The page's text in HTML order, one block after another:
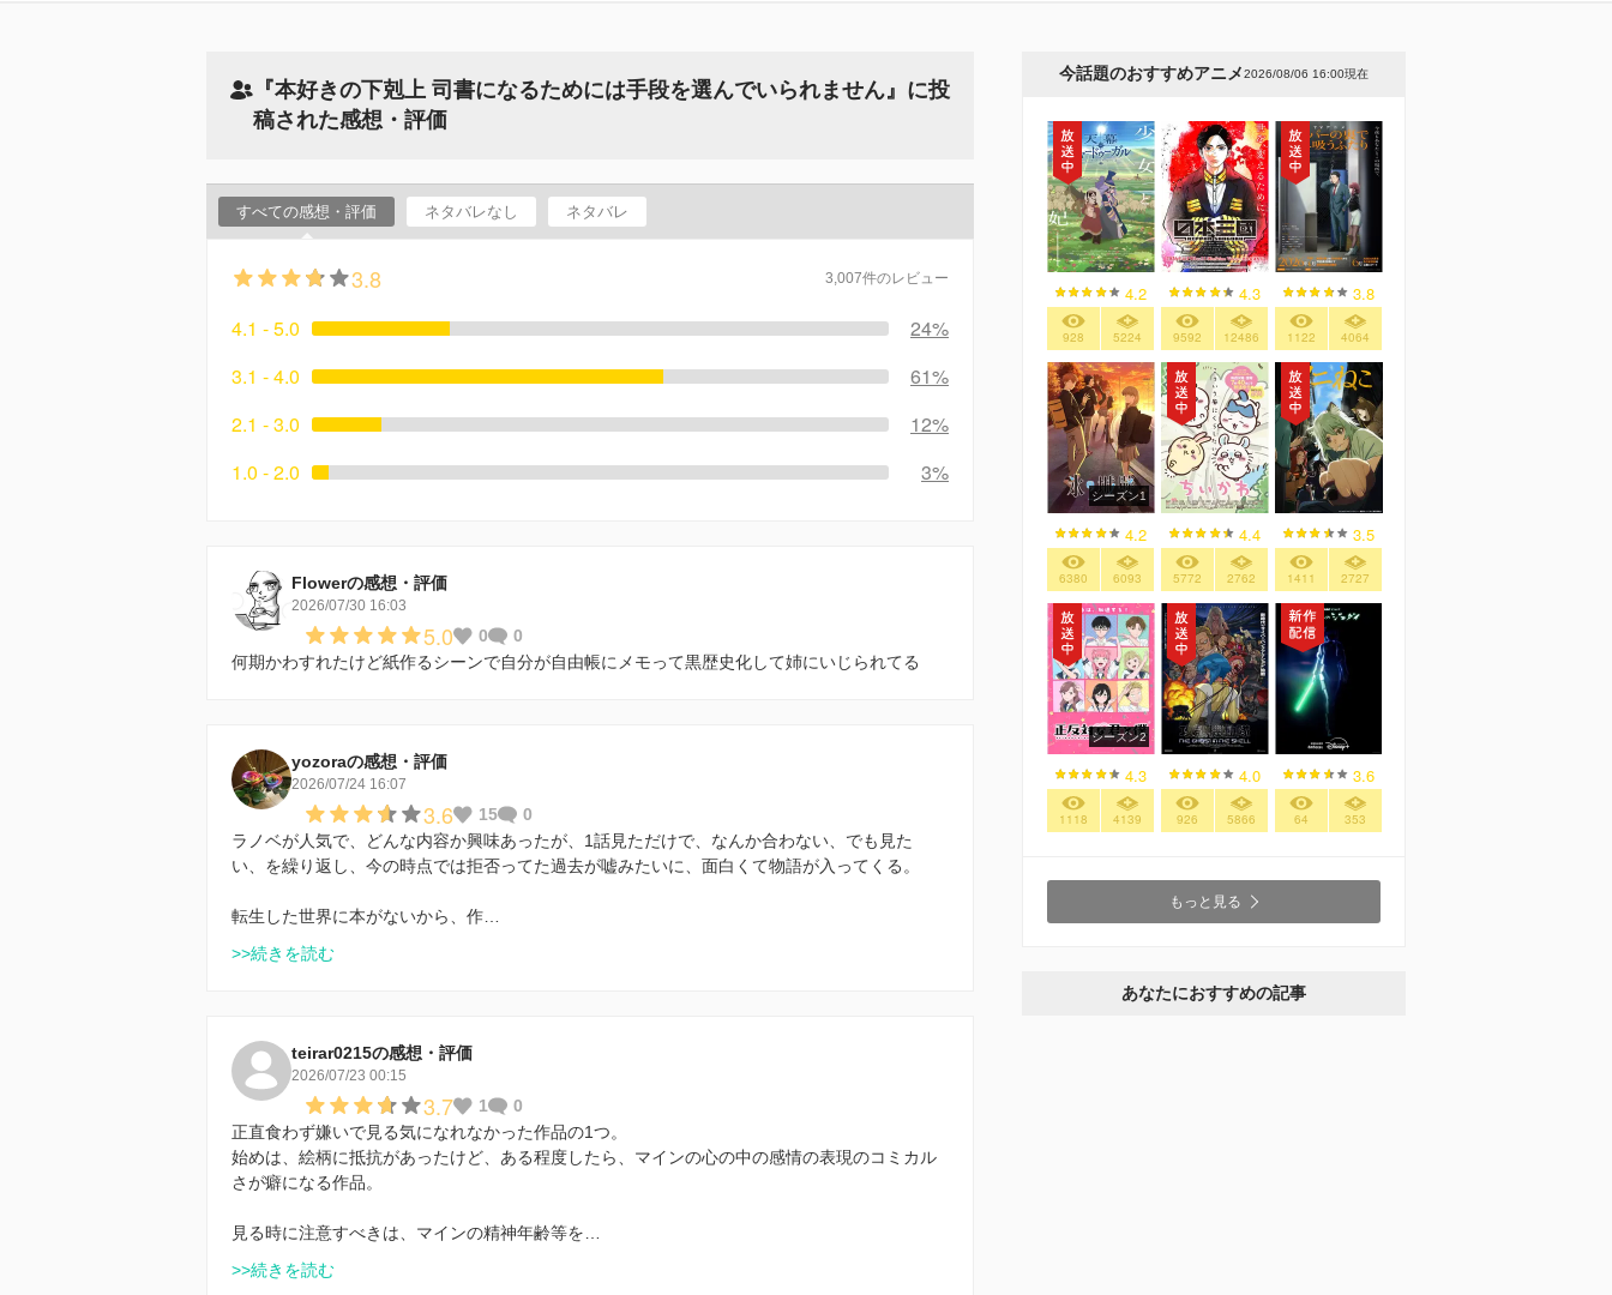
『本好きの下剋上 司書になるためには手段を選んでいられません』に投
稿された感想・評価
すべての感想・評価 ネタバレなし ネタバレ
3.8 3,007件のレビュー
4.1 - 5.0
24%
3.1 - 4.0
61%
2.1 - 3.0
12%
1.0 - 2.0
3%
Flowerの感想・評価
2026/07/30 16:03
5.0 0
0
何期かわすれたけど紙作るシーンで自分が自由帳にメモって黒歴史化して姉にいじられてる
yozoraの感想・評価
2026/07/24 16:07
3.6 15
0
ラノベが人気で、どんな内容か興味あったが、1話見ただけで、なんか合わない、でも見た
い、を繰り返し、今の時点では拒否ってた過去が嘘みたいに、面白くて物語が入ってくる。
転生した世界に本がないから、作…
>>続きを読む
teirar0215の感想・評価
2026/07/23 00:15
3.7 1
0
正直食わず嫌いで見る気になれなかった作品の1つ。
始めは、絵柄に抵抗があったけど、ある程度したら、マインの心の中の感情の表現のコミカル
さが癖になる作品。
見る時に注意すべきは、マインの精神年齢等を…
>>続きを読む
今話題のおすすめアニメ2026/08/06 16:00現在
4.2
928 5224
4.3
9592 12486
3.8
1122 4064
シーズン1
4.2
6380 6093
4.4
5772 2762
3.5
1411 2727
シーズン2
4.3
1118 4139
4.0
926 5866
3.6
64 353
もっと見る
あなたにおすすめの記事